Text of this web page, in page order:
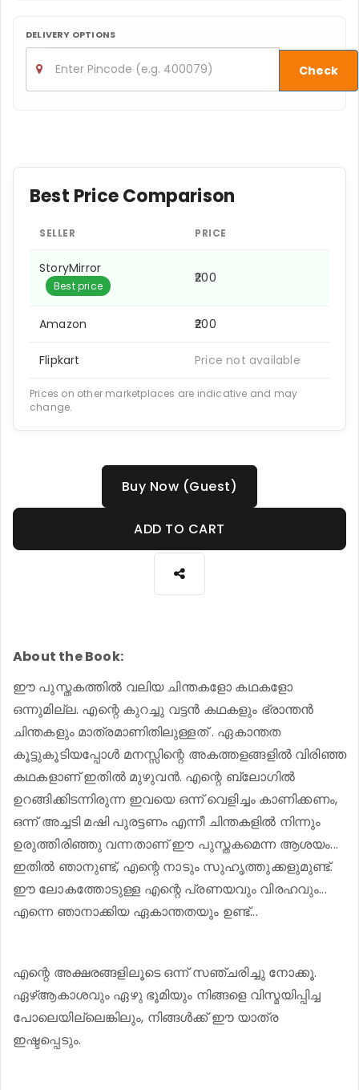
DELIVERY OPTIONS
Check
Best Price Comparison
SELLER PRICE
StoryMirror
Best price
₹200
Amazon ₹200
Flipkart Price not available
Prices on other marketplaces are indicative and may
change.
Buy Now (Guest)
ADD TO CART
About the Book:
ഈ പുസ്തകത്തിൽ വലിയ ചിന്തകളോ കഥകളോ
ഒന്നുമില്ല. എന്റെ കുറച്ചു വട്ടൻ കഥകളും ഭ്രാന്തൻ
ചിന്തകളും മാത്രമാണിതിലുള്ളത് . ഏകാന്തത
കൂട്ടുകൂടിയപ്പോൾ മനസ്സിന്റെ അകത്തളങ്ങളിൽ വിരിഞ്ഞ
കഥകളാണ് ഇതിൽ മുഴുവൻ. എന്റെ ബ്ലോഗിൽ
ഉറങ്ങിക്കിടന്നിരുന്ന ഇവയെ ഒന്ന് വെളിച്ചം കാണിക്കണം,
ഒന്ന് അച്ചടി മഷി പുരട്ടണം എന്നീ ചിന്തകളിൽ നിന്നും
ഉരുത്തിരിഞ്ഞു വന്നതാണ് ഈ പുസ്തകമെന്ന ആശയം...
ഇതിൽ ഞാനുണ്ട്, എന്റെ നാടും സുഹൃത്തുക്കളുമുണ്ട്.
ഈ ലോകത്തോടുള്ള എന്റെ പ്രണയവും വിരഹവും...
എന്നെ ഞാനാക്കിയ ഏകാന്തതയും ഉണ്ട്...
എന്റെ അക്ഷരങ്ങളിലൂടെ ഒന്ന് സഞ്ചരിച്ചു നോക്കൂ.
ഏഴ്ആകാശവും ഏഴു ഭൂമിയും നിങ്ങളെ വിസ്മയിപ്പിച്ച
പോലെയില്ലെങ്കിലും, നിങ്ങൾക്ക് ഈ യാത്ര
ഇഷ്ടപ്പെടും.